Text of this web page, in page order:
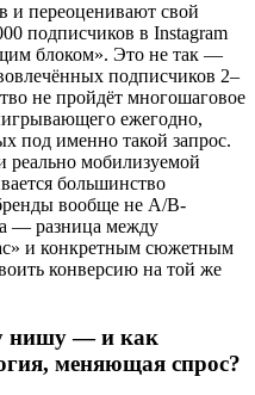
и переоценивают свой
подписчиков в Instagram
блоком». Это не так —
подписчиков 2–
не пройдёт многошаговое
ежегодно,
под именно такой запрос.
мобилизуемой
большинство
вообще не A/B-
— разница между
и конкретным сюжетным
конверсию на той же
нишу — и как
меняющая спрос?